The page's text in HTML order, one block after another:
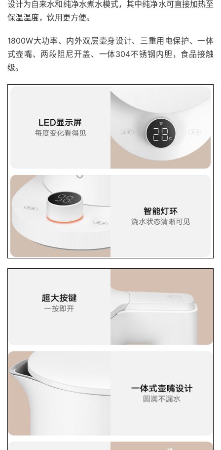
设计为自来水和纯净水煮水模式，其中纯净水可直接加热至
保温温度，饮用更方便。
1800W大功率、内外双层壶身设计、三重用电保护、一体
式壶嘴、两段阻尼开盖、一体304不锈钢内胆，食品接触
级。